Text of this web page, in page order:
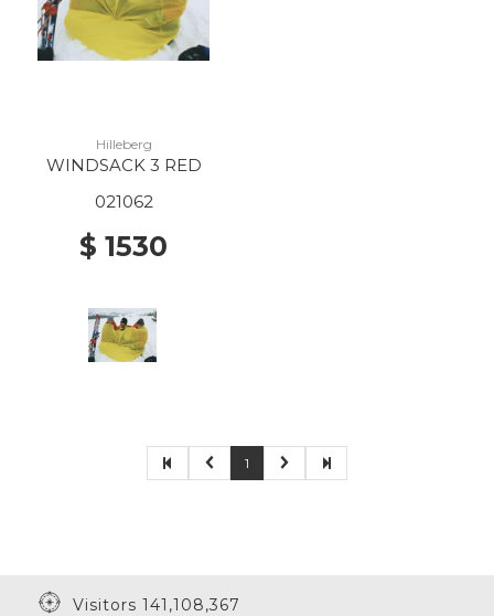
Hilleberg
WINDSACK 3 RED
021062
$ 1530
1
Visitors 141,108,367